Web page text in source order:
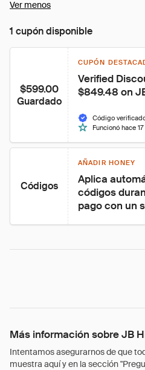
Ver menos
1 cupón disponible
$599.00
Guardado
CUPÓN
Verified
$849.48 on
Código
Funcionó hace
Códigos
AÑADIR HONEY
Aplica
códigos
pago con un
Más información sobre JB
Intentamos asegurarnos de que
muestra aquí y en la sección